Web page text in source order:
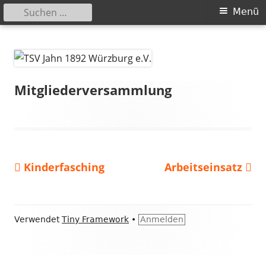
zum
Primäres
Menü
Suchen
nach:
Mitgliederversammlung
Beitragsnavigation
Vorheriger
Kinderfasching
Nächster
Arbeitseinsatz
Footer
VerwendetTiny Framework • Anmelden